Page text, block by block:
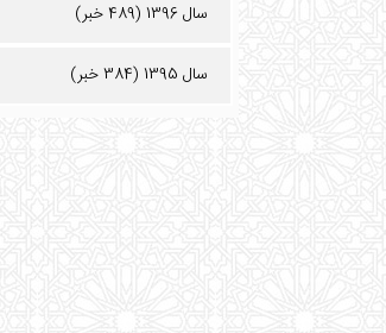
سال 1396 (489 خبر)
سال 1395 (384 خبر)